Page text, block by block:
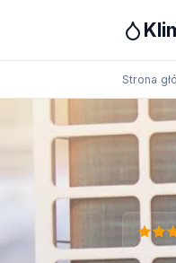
Strona
Otrzymaj bezpłatną